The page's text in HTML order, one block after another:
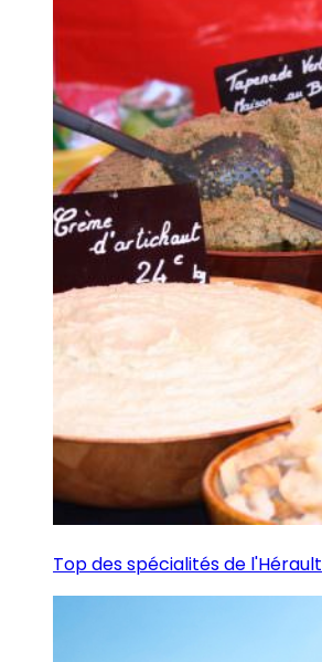
Top des spécialités de l'Hérault